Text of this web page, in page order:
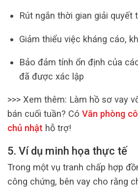
Rút ngắn thời gian giải quyết
Giảm thiểu việc kháng cáo,
Bảo đảm tính ổn định của
đã được xác lập
>>> Xem thêm: Làm hồ sơ vay
bán cuối tuần? Có Văn phòng
chủ nhật hỗ trợ!
5. Ví dụ minh họa thực tế
Trong một vụ tranh chấp hợp
công chứng, bên vay cho rằng